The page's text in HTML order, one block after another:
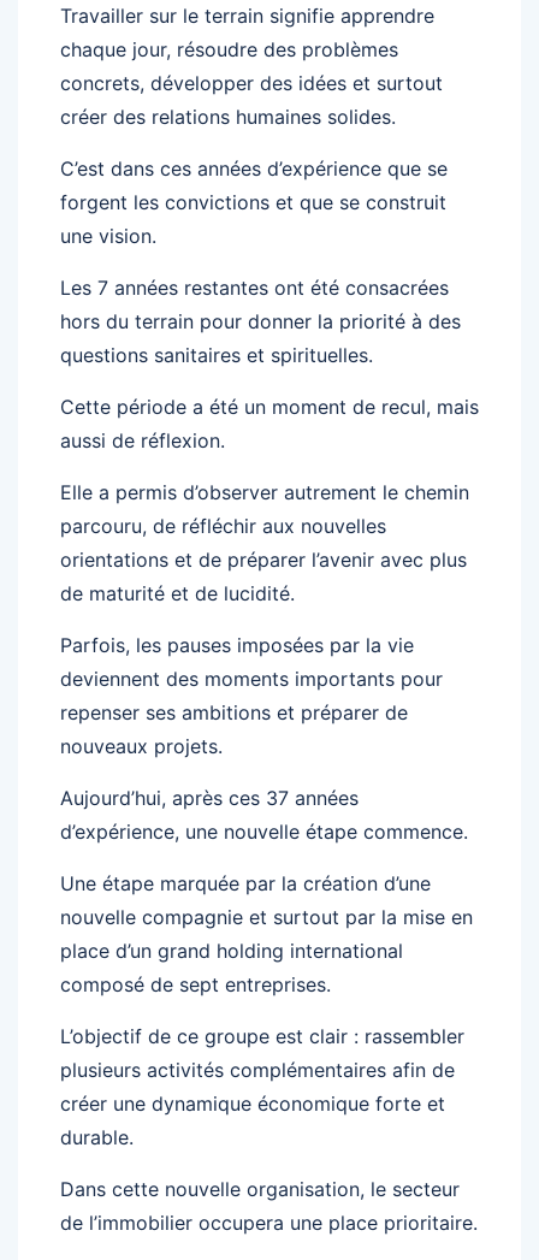
Travailler sur le terrain signifie apprendre
chaque jour, résoudre des problèmes
concrets, développer des idées et surtout
créer des relations humaines solides.
C’est dans ces années d’expérience que se
forgent les convictions et que se construit
une vision.
Les 7 années restantes ont été consacrées
hors du terrain pour donner la priorité à des
questions sanitaires et spirituelles.
Cette période a été un moment de recul, mais
aussi de réflexion.
Elle a permis d’observer autrement le chemin
parcouru, de réfléchir aux nouvelles
orientations et de préparer l’avenir avec plus
de maturité et de lucidité.
Parfois, les pauses imposées par la vie
deviennent des moments importants pour
repenser ses ambitions et préparer de
nouveaux projets.
Aujourd’hui, après ces 37 années
d’expérience, une nouvelle étape commence.
Une étape marquée par la création d’une
nouvelle compagnie et surtout par la mise en
place d’un grand holding international
composé de sept entreprises.
L’objectif de ce groupe est clair : rassembler
plusieurs activités complémentaires afin de
créer une dynamique économique forte et
durable.
Dans cette nouvelle organisation, le secteur
de l’immobilier occupera une place prioritaire.